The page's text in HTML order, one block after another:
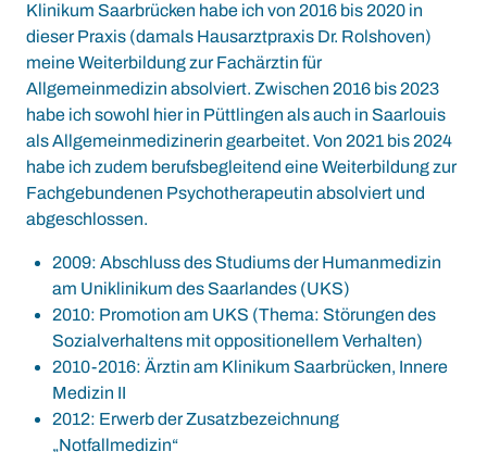
Klinikum Saarbrücken habe ich von 2016 bis 2020 in
dieser Praxis (damals Hausarztpraxis Dr. Rolshoven)
meine Weiterbildung zur Fachärztin für
Allgemeinmedizin absolviert. Zwischen 2016 bis 2023
habe ich sowohl hier in Püttlingen als auch in Saarlouis
als Allgemeinmedizinerin gearbeitet. Von 2021 bis 2024
habe ich zudem berufsbegleitend eine Weiterbildung zur
Fachgebundenen Psychotherapeutin absolviert und
abgeschlossen.
2009: Abschluss des Studiums der Humanmedizin
am Uniklinikum des Saarlandes (UKS)
2010: Promotion am UKS (Thema: Störungen des
Sozialverhaltens mit oppositionellem Verhalten)
2010-2016: Ärztin am Klinikum Saarbrücken, Innere
Medizin II
2012: Erwerb der Zusatzbezeichnung
„Notfallmedizin“